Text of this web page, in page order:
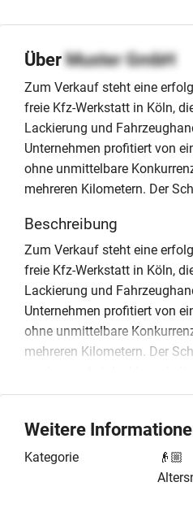
ÜberMuster GmbH
Zum Verkauf steht eine
freie Kfz-Werkstatt in Köln,
Lackierung und
Unternehmen profitiert von
ohne unmittelbare
mehreren Kilometern. Der
Beschreibung
Zum Verkauf steht eine
freie Kfz-Werkstatt in Köln,
Lackierung und
Unternehmen profitiert von
ohne unmittelbare
mehreren Kilometern. Der
computergesteuerten
energetisch modernisierte
Verwaltungsbereich,
Parkplätzen. Ein Teil der
Weitere
Kategorie
👴🏼